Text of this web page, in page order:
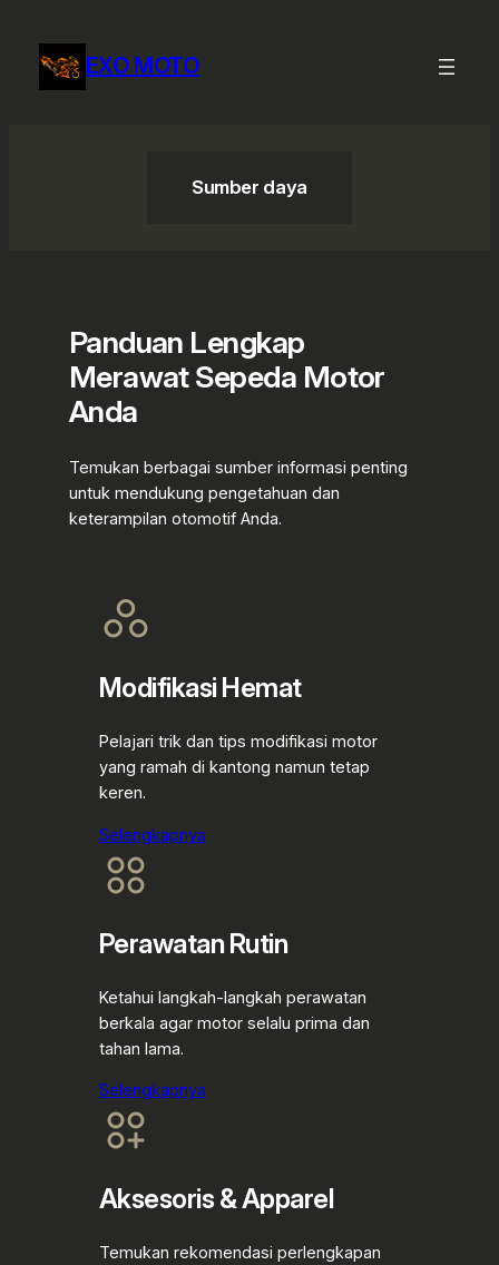
konten
EXO MOTO
Sumber daya
Panduan Lengkap
Merawat Sepeda Motor
Anda
Temukan berbagai sumber informasi penting
untuk mendukung pengetahuan dan
keterampilan otomotif Anda.
Modifikasi Hemat
Pelajari trik dan tips modifikasi motor
yang ramah di kantong namun tetap
keren.
Selengkapnya
Perawatan Rutin
Ketahui langkah-langkah perawatan
berkala agar motor selalu prima dan
tahan lama.
Selengkapnya
Aksesoris & Apparel
Temukan rekomendasi perlengkapan